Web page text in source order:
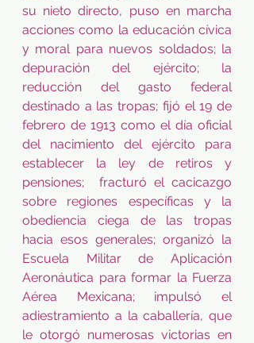
su nieto directo, puso en marcha
acciones como la educación cívica
y moral para nuevos soldados; la
depuración del ejército; la
reducción del gasto federal
destinado a las tropas; fijó el 19 de
febrero de 1913 como el día oficial
del nacimiento del ejército para
establecer la ley de retiros y
pensiones;  fracturó el cacicazgo
sobre regiones específicas y la
obediencia ciega de las tropas
hacia esos generales; organizó la
Escuela Militar de Aplicación
Aeronáutica para formar la Fuerza
Aérea Mexicana; impulsó el
adiestramiento a la caballería, que
le otorgó numerosas victorias en